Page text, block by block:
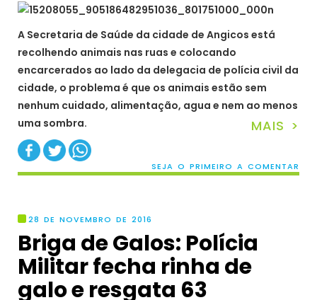
A Secretaria de Saúde da cidade de Angicos está
recolhendo animais nas ruas e colocando
encarcerados ao lado da delegacia de polícia civil da
cidade, o problema é que os animais estão sem
nenhum cuidado, alimentação, agua e nem ao menos
uma sombra.
MAIS >
SEJA O PRIMEIRO A COMENTAR
28 DE NOVEMBRO DE 2016
Briga de Galos: Polícia
Militar fecha rinha de
galo e resgata 63